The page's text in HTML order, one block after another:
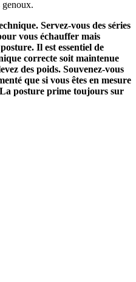
genoux.
Servez-vous des séries
vous échauffer mais
Il est essentiel de
correcte soit maintenue
des poids. Souvenez-vous
que si vous êtes en mesure
posture prime toujours sur